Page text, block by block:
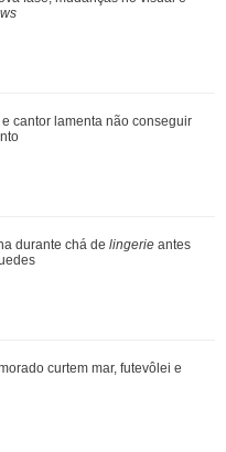
cantor lamenta não conseguir
se casam e compartilham
lindo que a...
para 25 de março enquanto
époc...
cantor lamenta não conseguir
durante chá de lingerie antes
curtem mar, futevôlei e